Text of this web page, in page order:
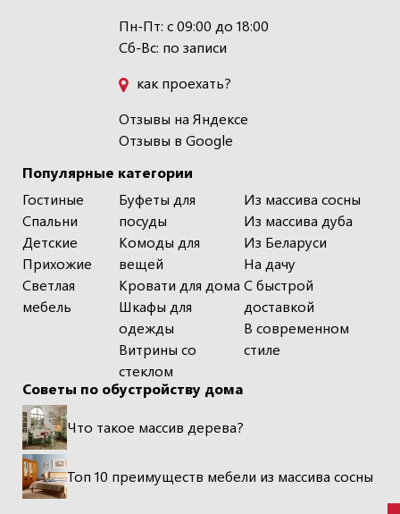
Популярные категории
Гостиные
Спальни
Детские
Прихожие
Светлая
мебель
Буфеты для
посуды
Комоды для
вещей
Кровати для дома
Шкафы для
одежды
Витрины со
стеклом
Из массива сосны
Из массива дуба
Из Беларуси
На дачу
С быстрой
доставкой
В современном
стиле
Пн-Пт: с 09:00 до 18:00
Сб-Вс: по записи
как проехать?
Отзывы на Яндексе
Отзывы в Google
Советы по обустройству дома
Что такое массив дерева?
Топ 10 преимуществ мебели из массива сосны